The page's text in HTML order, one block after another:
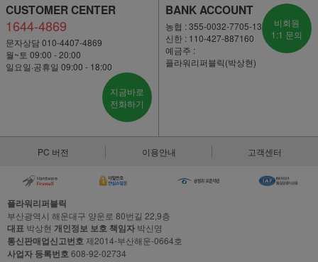
CUSTOMER CENTER
1644-4869
문자상담 010-4407-4869
월~토 09:00 - 20:00
일요일·공휴일 09:00 - 18:00
지금바로
전화하기
BANK ACCOUNT
농협 : 355-0032-7705-13
신한 : 110-427-887160
예금주 :
플라워리퍼블릭(박상현)
비회원
1:1 문의
PC 버전 이용안내 고객센터
플라워리퍼블릭
부산광역시 해운대구 양운로 80번길 22,9층
대표 박상현 개인정보 보호 책임자 박신영
통신판매업신고번호제2014-부산해운-0664호
사업자 등록번호608-92-02734